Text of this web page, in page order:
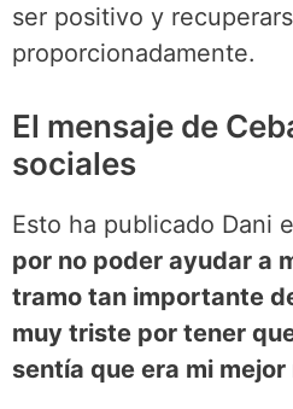
ser positivo y
proporcionadamente.
El mensaje de
sociales
Esto ha publicado Dani
por no poder ayudar a
tramo tan importante
muy triste por tener
sentía que era mi